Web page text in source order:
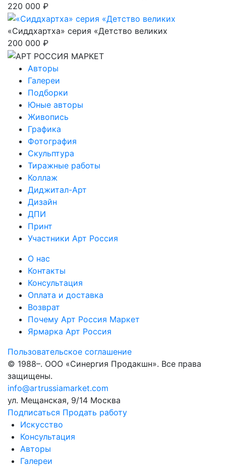
220 000 ₽
«Сиддхартха» серия «Детство великих
200 000 ₽
Авторы
Галереи
Подборки
Юные авторы
Живопись
Графика
Фотография
Скульптура
Тиражные работы
Коллаж
Диджитал-Арт
Дизайн
ДПИ
Принт
Участники Арт Россия
О нас
Контакты
Консультация
Оплата и доставка
Возврат
Почему Арт Россия Маркет
Ярмарка Арт Россия
Пользовательское соглашение
© 1988–. ООО «Синергия Продакшн». Все права
защищены.
info@artrussiamarket.com
ул. Мещанская, 9/14 Москва
Подписаться Продать работу
Искусство
Консультация
Авторы
Галереи